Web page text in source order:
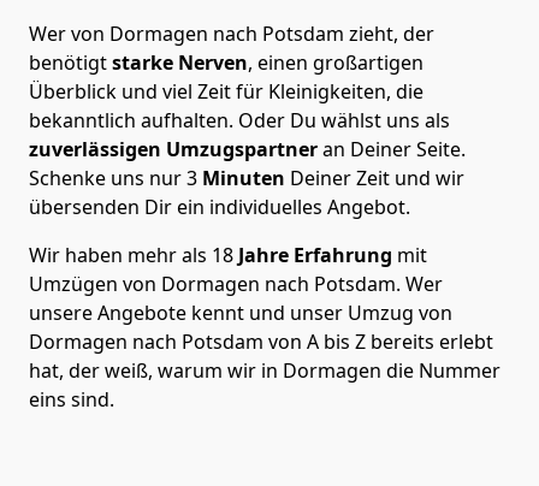
Wer von Dormagen nach Potsdam zieht, der
benötigtstarke Nerven, einen großartigen
Überblick und viel Zeit für Kleinigkeiten, die
bekanntlich aufhalten. Oder Du wählst uns als
zuverlässigen Umzugspartneran Deiner Seite.
Schenke uns nur3 Minuten Deiner Zeit und wir
übersenden Dir ein individuelles Angebot.
Wir haben mehr als 18 Jahre Erfahrung mit
Umzügen von Dormagen nach Potsdam. Wer
unsere Angebote kennt und unser Umzug von
Dormagen nach Potsdam von A bis Z bereits erlebt
hat, der weiß, warum wir in Dormagen die Nummer
eins sind.